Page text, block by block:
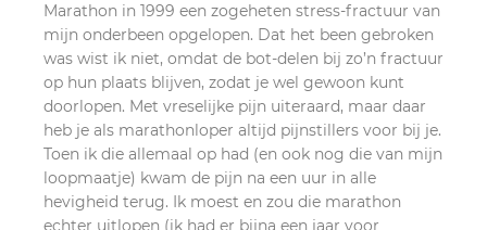
Marathon in 1999 een zogeheten stress-fractuur van
mijn onderbeen opgelopen. Dat het been gebroken
was wist ik niet, omdat de bot-delen bij zo’n fractuur
op hun plaats blijven, zodat je wel gewoon kunt
doorlopen. Met vreselijke pijn uiteraard, maar daar
heb je als marathonloper altijd pijnstillers voor bij je.
Toen ik die allemaal op had (en ook nog die van mijn
loopmaatje) kwam de pijn na een uur in alle
hevigheid terug. Ik moest en zou die marathon
echter uitlopen (ik had er bijna een jaar voor